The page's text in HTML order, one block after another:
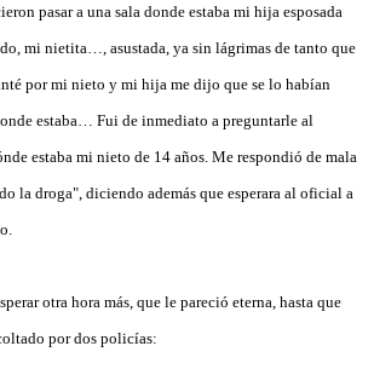
pasar a una sala donde estaba mi hija esposada
mi nietita…, asustada, ya sin lágrimas de tanto que
por mi nieto y mi hija me dijo que se lo habían
estaba… Fui de inmediato a preguntarle al
estaba mi nieto de 14 años. Me respondió de mala
la droga", diciendo además que esperara al oficial a
otra hora más, que le pareció eterna, hasta que
por dos policías: